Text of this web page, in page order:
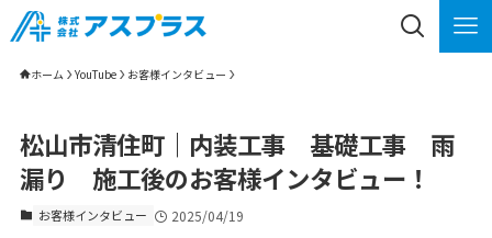
ホーム YouTube お客様インタビュー
松山市清住町｜内装工事 基礎工事 雨
漏り 施工後のお客様インタビュー！
お客様インタビュー 2025/04/19